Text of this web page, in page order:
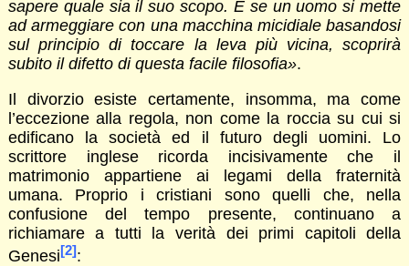
sapere quale sia il suo scopo. E se un uomo si mette
ad armeggiare con una macchina micidiale basandosi
sul principio di toccare la leva più vicina, scoprirà
subito il difetto di questa facile filosofia».
Il divorzio esiste certamente, insomma, ma come
l’eccezione alla regola, non come la roccia su cui si
edificano la società ed il futuro degli uomini. Lo
scrittore inglese ricorda incisivamente che il
matrimonio appartiene ai legami della fraternità
umana. Proprio i cristiani sono quelli che, nella
confusione del tempo presente, continuano a
richiamare a tutti la verità dei primi capitoli della
Genesi[2]: